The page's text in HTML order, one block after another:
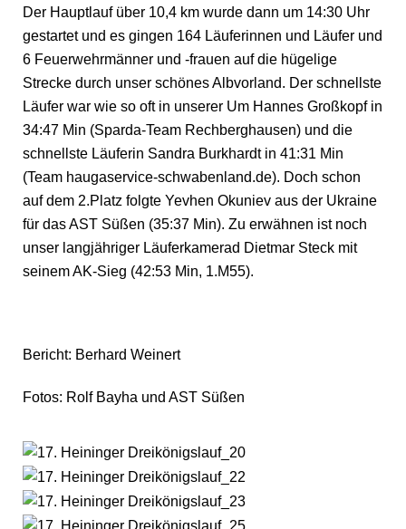
Der Hauptlauf über 10,4 km wurde dann um 14:30 Uhr
gestartet und es gingen 164 Läuferinnen und Läufer und
6 Feuerwehrmänner und -frauen auf die hügelige
Strecke durch unser schönes Albvorland. Der schnellste
Läufer war wie so oft in unserer Um Hannes Großkopf in
34:47 Min (Sparda-Team Rechberghausen) und die
schnellste Läuferin Sandra Burkhardt in 41:31 Min
(Team haugaservice-schwabenland.de). Doch schon
auf dem 2.Platz folgte Yevhen Okuniev aus der Ukraine
für das AST Süßen (35:37 Min). Zu erwähnen ist noch
unser langjähriger Läuferkamerad Dietmar Steck mit
seinem AK-Sieg (42:53 Min, 1.M55).
Bericht: Berhard Weinert
Fotos: Rolf Bayha und AST Süßen